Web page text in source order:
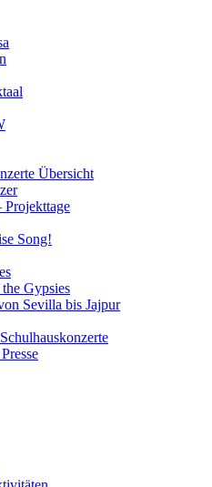
Übersicht
Projekttage
Song!
Gypsies
Sevilla bis Jajpur